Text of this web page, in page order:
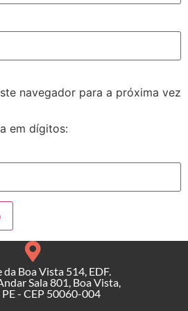
navegador para a próxima vez
em dígitos:
da Boa Vista 514, EDF.
Sala 801, Boa Vista,
PE - CEP 50060-004